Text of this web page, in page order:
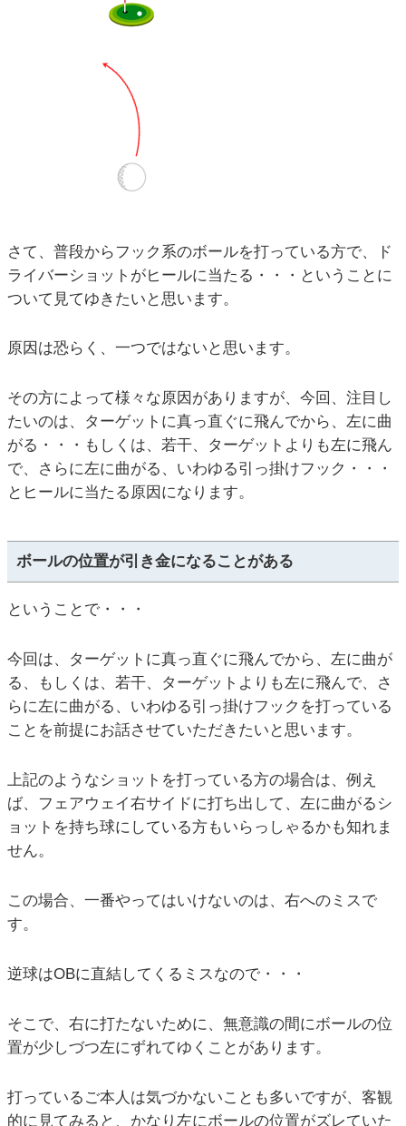
さて、普段からフック系のボールを打っている方で、ド
ライバーショットがヒールに当たる・・・ということに
ついて見てゆきたいと思います。
原因は恐らく、一つではないと思います。
その方によって様々な原因がありますが、今回、注目し
たいのは、ターゲットに真っ直ぐに飛んでから、左に曲
がる・・・もしくは、若干、ターゲットよりも左に飛ん
で、さらに左に曲がる、いわゆる引っ掛けフック・・・
とヒールに当たる原因になります。
ボールの位置が引き金になることがある
ということで・・・
今回は、ターゲットに真っ直ぐに飛んでから、左に曲が
る、もしくは、若干、ターゲットよりも左に飛んで、さ
らに左に曲がる、いわゆる引っ掛けフックを打っている
ことを前提にお話させていただきたいと思います。
上記のようなショットを打っている方の場合は、例え
ば、フェアウェイ右サイドに打ち出して、左に曲がるシ
ョットを持ち球にしている方もいらっしゃるかも知れま
せん。
この場合、一番やってはいけないのは、右へのミスで
す。
逆球はOBに直結してくるミスなので・・・
そこで、右に打たないために、無意識の間にボールの位
置が少しづつ左にずれてゆくことがあります。
打っているご本人は気づかないことも多いですが、客観
的に見てみると、かなり左にボールの位置がズレていた